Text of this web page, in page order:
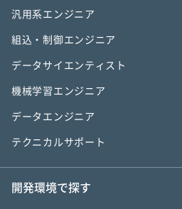
汎用系エンジニア
組込・制御エンジニア
データサイエンティスト
機械学習エンジニア
データエンジニア
テクニカルサポート
開発環境で探す